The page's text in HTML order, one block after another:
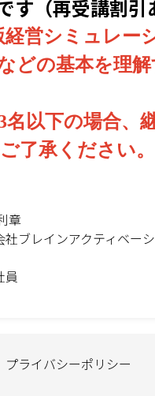
す（再受講割引
営シミュレー
どの基本を理
名以下の場合、
了承ください。
章
社ブレインアクティベー
員
プライバシーポリシー